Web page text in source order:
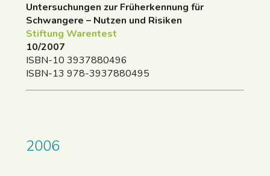
Untersuchungen zur Früherkennung für
Schwangere – Nutzen und Risiken
Stiftung Warentest
10/2007
ISBN-10 3937880496
ISBN-13 978-3937880495
2006